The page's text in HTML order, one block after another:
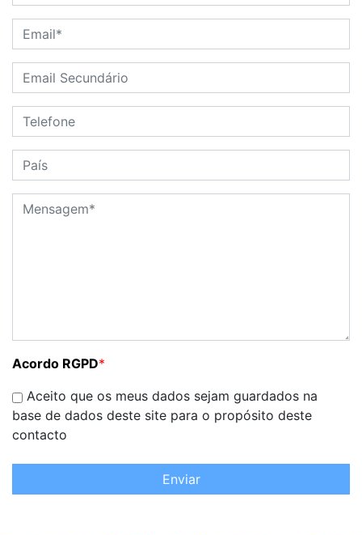
Acordo RGPD*
Aceito que os meus dados sejam guardados na
base de dados deste site para o propósito deste
contacto
Enviar